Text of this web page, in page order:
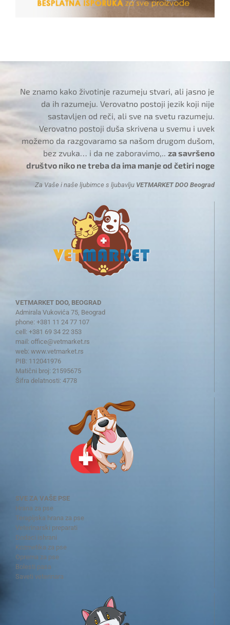
Ne znamo kako životinje razumeju stvari, ali jasno je
da ih razumeju. Verovatno postoji jezik koji nije
sastavljen od reči, ali sve na svetu razumeju.
Verovatno postoji duša skrivena u svemu i uvek
možemo da razgovaramo sa našom drugom dušom,
bez zvuka… i da ne zaboravimo,..za savršeno
društvo niko ne treba da ima manje od četiri noge
Za Vaše i naše ljubimce s ljubavlju VETMARKET DOO Beograd
VETMARKET DOO, BEOGRAD
Admirala Vukovića 75, Beograd
phone: +381 11 24 77 107
cell: +381 69 34 22 353
mail: office@vetmarket.rs
web: www.vetmarket.rs
PIB: 112041976
Matični broj: 21595675
Šifra delatnosti: 4778
SVE ZA VAŠE PSE
Hrana za pse
Terapijska hrana za pse
Veterinarski preparati
Dodaci ishrani
Kozmetika za pse
Oprema za pse
Bolesti pasa
Saveti veterinara